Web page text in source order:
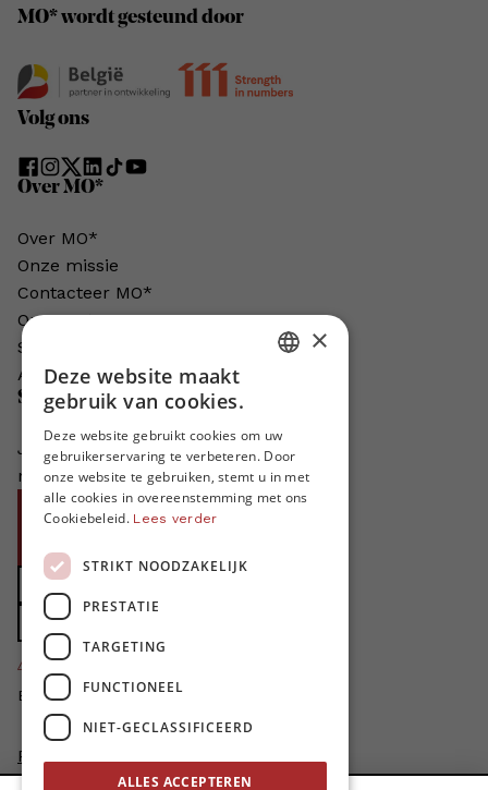
MO* wordt gesteund door
Volg ons
Over MO*
Over MO*
Onze missie
Contacteer MO*
Onze auteurs
Schrijven voor MO*?
Adverteren in MO*
Steun MO*
Je helpt ons groeien. MO* bestaat
niet zonder jouw steun!
Doe een gift
Zet MO* in uw testament
4424
Bedankt voor jullie steun!
Privacybeleid
Disclaimer
ENGLISH
×
Deze website maakt
gebruik van cookies.
Deze website gebruikt cookies om uw
gebruikerservaring te verbeteren. Door
onze website te gebruiken, stemt u in met
alle cookies in overeenstemming met ons
Cookiebeleid. Lees verder
STRIKT NOODZAKELIJK
PRESTATIE
TARGETING
FUNCTIONEEL
NIET-GECLASSIFICEERD
ALLES ACCEPTEREN